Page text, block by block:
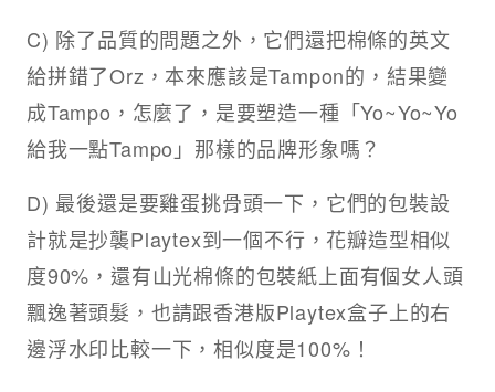
C) 除了品質的問題之外，它們還把棉條的英文
給拼錯了Orz，本來應該是Tampon的，結果變
成Tampo，怎麼了，是要塑造一種「Yo~Yo~Yo
給我一點Tampo」那樣的品牌形象嗎？
D) 最後還是要雞蛋挑骨頭一下，它們的包裝設
計就是抄襲Playtex到一個不行，花瓣造型相似
度90%，還有山光棉條的包裝紙上面有個女人頭
飄逸著頭髮，也請跟香港版Playtex盒子上的右
邊浮水印比較一下，相似度是100%！